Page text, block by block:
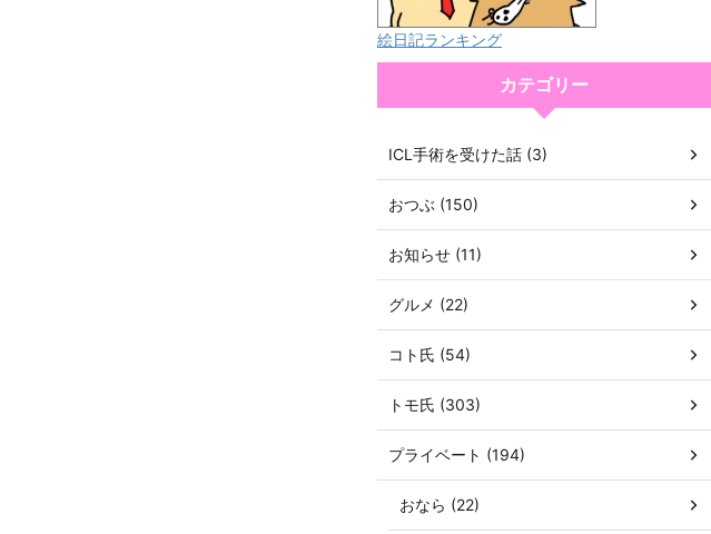
絵日記ランキング
カテゴリー
ICL手術を受けた話 (3)
おつぶ (150)
お知らせ (11)
グルメ (22)
コト氏 (54)
トモ氏 (303)
プライベート (194)
おなら (22)